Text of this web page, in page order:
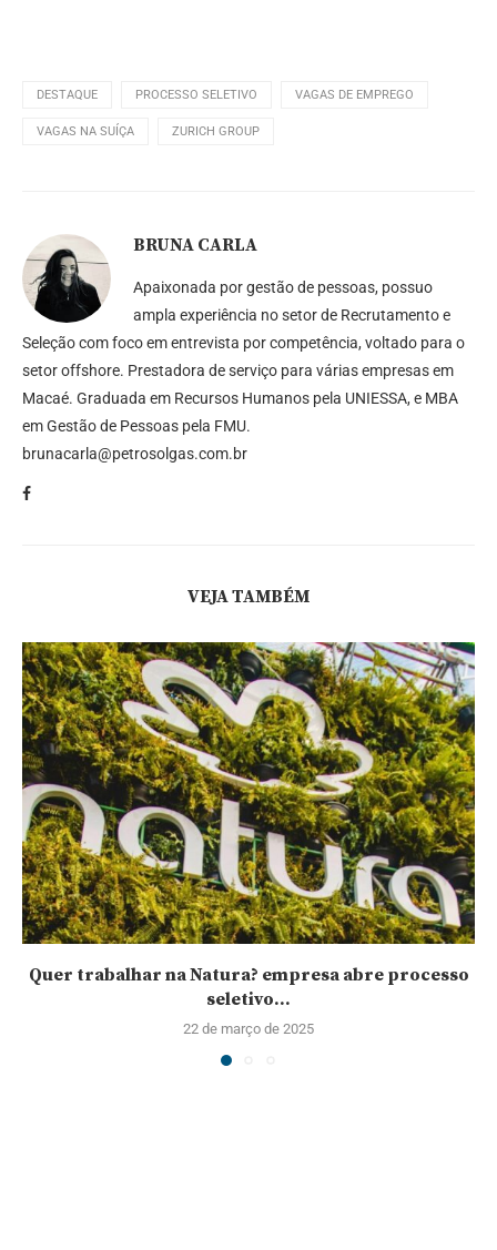
DESTAQUE PROCESSO SELETIVO VAGAS DE EMPREGO
VAGAS NA SUÍÇA ZURICH GROUP
BRUNA CARLA
Apaixonada por gestão de pessoas, possuo
ampla experiência no setor de Recrutamento e
Seleção com foco em entrevista por competência, voltado para o
setor offshore. Prestadora de serviço para várias empresas em
Macaé. Graduada em Recursos Humanos pela UNIESSA, e MBA
em Gestão de Pessoas pela FMU.
brunacarla@petrosolgas.com.br
VEJA TAMBÉM
Quer trabalhar na Natura? empresa abre processo
seletivo...
22 de março de 2025